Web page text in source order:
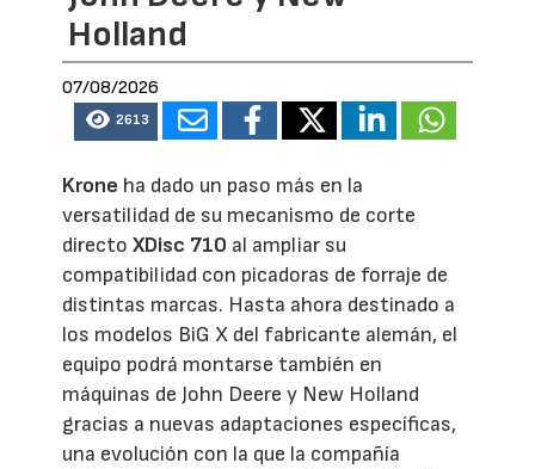
Holland
07/08/2026
2613
Krone ha dado un paso más en la
versatilidad de su mecanismo de corte
directoXDisc 710 al ampliar su
compatibilidad con picadoras de forraje de
distintas marcas. Hasta ahora destinado a
los modelos BiG X del fabricante alemán, el
equipo podrá montarse también en
máquinas de John Deere y New Holland
gracias a nuevas adaptaciones específicas,
una evolución con la que la compañía